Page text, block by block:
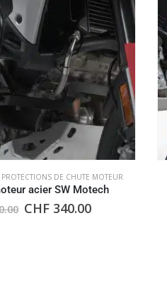
PROTECTIONS DE CHUTE MOTEUR
acier SW Motech
CHF 340.00